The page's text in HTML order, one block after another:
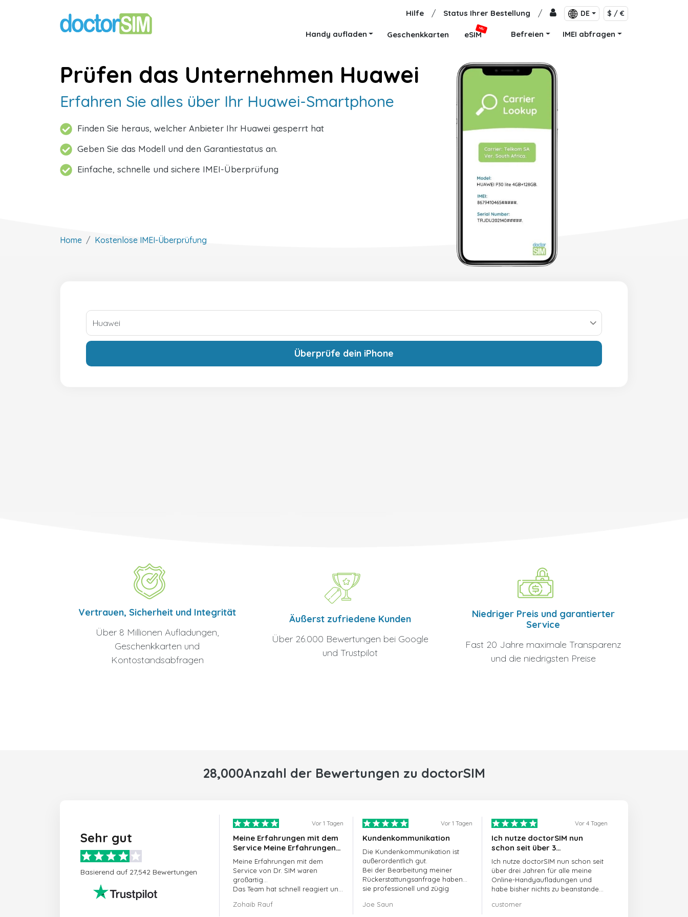
Hilfe / Status Ihrer Bestellung / DE $ / €
Handy aufladen Geschenkkarten eSIM
NEU
Befreien IMEI abfragen
Prüfen das Unternehmen Huawei
Erfahren Sie alles über Ihr Huawei-Smartphone
Finden Sie heraus, welcher Anbieter Ihr Huawei gesperrt hat
Geben Sie das Modell und den Garantiestatus an.
Einfache, schnelle und sichere IMEI-Überprüfung
Home Kostenlose IMEI-Überprüfung
Überprüfe dein iPhone
Vertrauen, Sicherheit und Integrität
Über 8 Millionen Aufladungen,
Geschenkkarten und
Kontostandsabfragen
Äußerst zufriedene Kunden
Über 26.000 Bewertungen bei Google
und Trustpilot
Niedriger Preis und garantierter
Service
Fast 20 Jahre maximale Transparenz
und die niedrigsten Preise
28,000Anzahl der Bewertungen zu doctorSIM
Sehr gut
Basierend auf 27,542 Bewertungen
Vor 1 Tagen
Meine Erfahrungen mit dem
Service Meine Erfahrungen
mit dem Service von
doctorSIM waren großartig.
Meine Erfahrungen mit dem
Service von Dr. SIM waren
großartig...
Das Team hat schnell reagiert und
umgehend bearbeitet.
Zohaib Rauf
Vor 1 Tagen
Kundenkommunikation
Die Kundenkommunikation ist
außerordentlich gut.
Bei der Bearbeitung meiner
Rückerstattungsanfrage haben
sie professionell und zügig
gelöst.
Joe Saun
Vor 4 Tagen
Ich nutze doctorSIM nun
schon seit über 3…
Ich nutze doctorSIM nun schon seit
über drei Jahren für alle meine
Online-Handyaufladungen und
habe bisher nichts zu beanstanden!!
customer